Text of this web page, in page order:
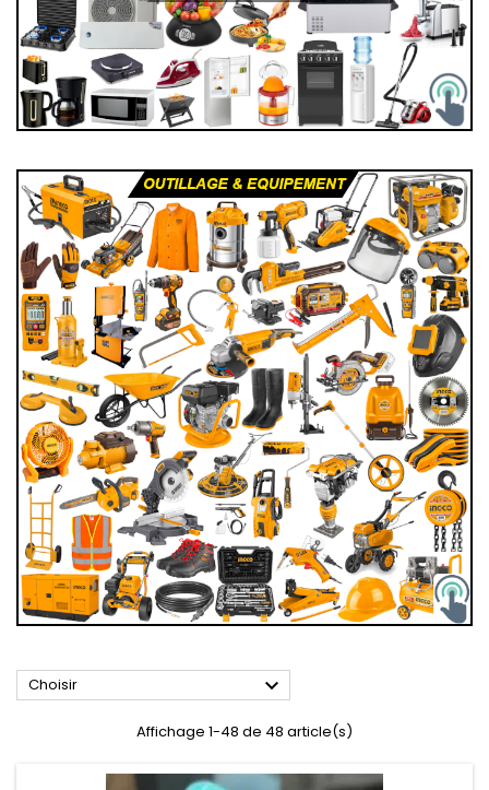
Choisir 
Affichage 1-48 de 48 article(s)